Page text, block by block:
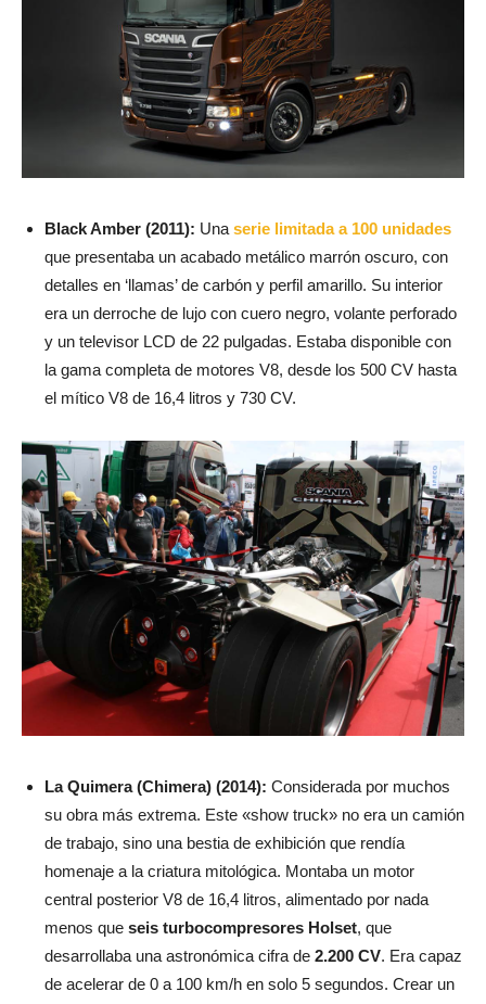
Black Amber (2011): Una serie limitada a 100 unidades
que presentaba un acabado metálico marrón oscuro, con
detalles en ‘llamas’ de carbón y perfil amarillo. Su interior
era un derroche de lujo con cuero negro, volante perforado
y un televisor LCD de 22 pulgadas. Estaba disponible con
la gama completa de motores V8, desde los 500 CV hasta
el mítico V8 de 16,4 litros y 730 CV.
La Quimera (Chimera) (2014): Considerada por muchos
su obra más extrema. Este «show truck» no era un camión
de trabajo, sino una bestia de exhibición que rendía
homenaje a la criatura mitológica. Montaba un motor
central posterior V8 de 16,4 litros, alimentado por nada
menos que seis turbocompresores Holset, que
desarrollaba una astronómica cifra de 2.200 CV. Era capaz
de acelerar de 0 a 100 km/h en solo 5 segundos. Crear un